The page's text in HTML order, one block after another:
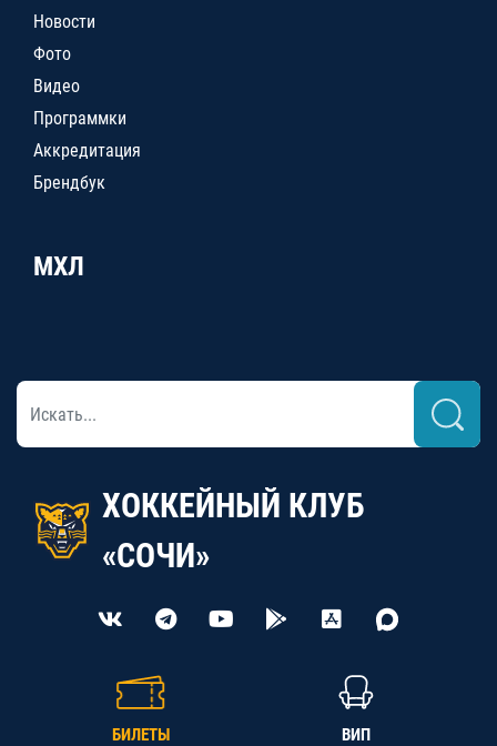
Новости
Фото
Видео
Программки
Аккредитация
Брендбук
МХЛ
ХОККЕЙНЫЙ КЛУБ
«СОЧИ»
БИЛЕТЫ ВИП